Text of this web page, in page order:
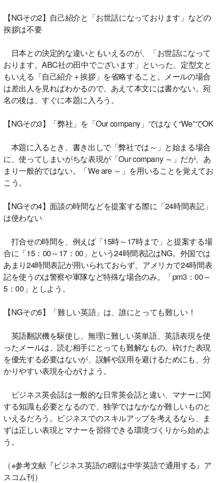
【NGその2】自己紹介と「お世話になっております」などの
挨拶は不要
日本との決定的な違いともいえるのが、「お世話になって
おります。ABC社の田中でございます」といった、定型文と
もいえる「自己紹介＋挨拶」を省略すること。メールの場合
は差出人を見ればわかるので、あえて本文には書かない。宛
名の後は、すぐに本題に入ろう。
【NGその3】「弊社」を「Our company」ではなく“We”でOK
本題に入るとき、書き出しで「弊社では～」と始まる場合
に、使ってしまいがちな表現が「Our company ～」だが、あ
まり一般的ではない。「We are ～」を用いることを覚えてお
こう。
【NGその4】面談の時間などを提案する際に「24時間表記」
は使わない
打合せの時間を、例えば「15時～17時まで」と提案する場
合に「15：00～17：00」という24時間表記はNG。外国では
あまり24時間表記が用いられておらず、アメリカで24時間表
記を使うのは警察や軍隊など特殊な場合のみ。「pm3：00～
5：00」としよう。
【NGその5】「難しい英語」は、誰にとっても難しい！
英語翻訳機を駆使し、無理に難しい英単語、英語表現を使
ったメールは、読む相手にとっても難解なもの。砕けた表現
を優先する必要はないが、誤解や誤用を避けるためにも、分
かりやすい表現を心がけよう。
ビジネス英会話は一般的な日常英会話と違い、マナーに関
する知識も必要となるので、独学ではなかなか難しいものと
いえるだろう。ビジネスでのスキルアップを考えるなら、ま
ずは正しい表現とマナーを習得できる環境づくりから始めよ
う。
（※参考文献『ビジネス英語の8割は中学英語で通用する』ア
スコム刊）